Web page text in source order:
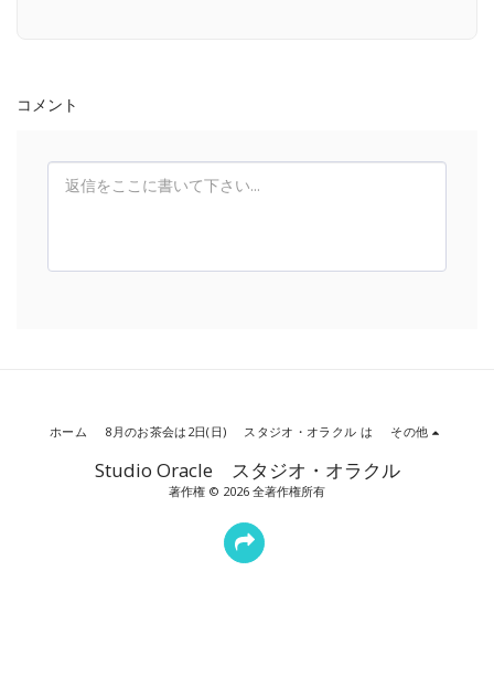
コメント
Studio Oracle スタジオ・オラクル
著作権 © 2026 全著作権所有
ホーム 8月のお茶会は2日(日) スタジオ・オラクル は その他